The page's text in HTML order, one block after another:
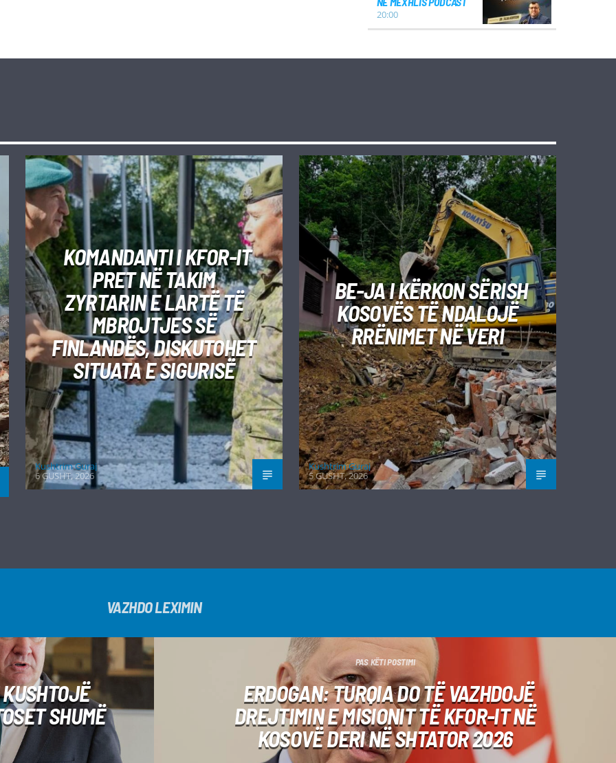
20:00
KOMANDANTI I KFOR-IT
PRET NË TAKIM
ZYRTARIN E LARTË TË
MBROJTJES SË
FINLANDËS, DISKUTOHET
SITUATA E SIGURISË
Kushtrim Guraj
6 GUSHT, 2026
BE-JA I KËRKON SËRISH
KOSOVËS TË NDALOJË
RRËNIMET NË VERI
Kushtrim Guraj
5 GUSHT, 2026
VAZHDO LEXIMIN
SHUMË
PAS KËTI POSTIMI
ERDOGAN: TURQIA DO TË VAZHDOJË
DREJTIMIN E MISIONIT TË KFOR-IT NË
KOSOVË DERI NË SHTATOR 2026